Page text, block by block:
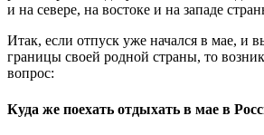
и на севере, на востоке и на западе
Итак, если отпуск уже начался в мае, и
границы своей родной страны, то
вопрос:
Куда же поехать отдыхать в мае в